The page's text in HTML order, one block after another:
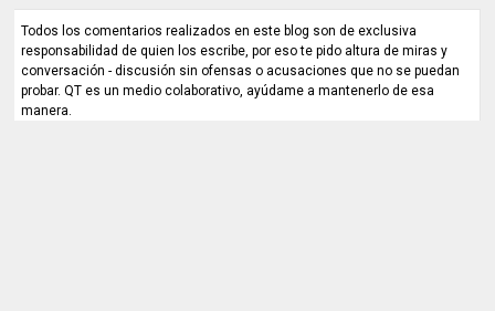
Todos los comentarios realizados en este blog son de exclusiva
responsabilidad de quien los escribe, por eso te pido altura de miras y
conversación - discusión sin ofensas o acusaciones que no se puedan
probar. QT es un medio colaborativo, ayúdame a mantenerlo de esa
manera.